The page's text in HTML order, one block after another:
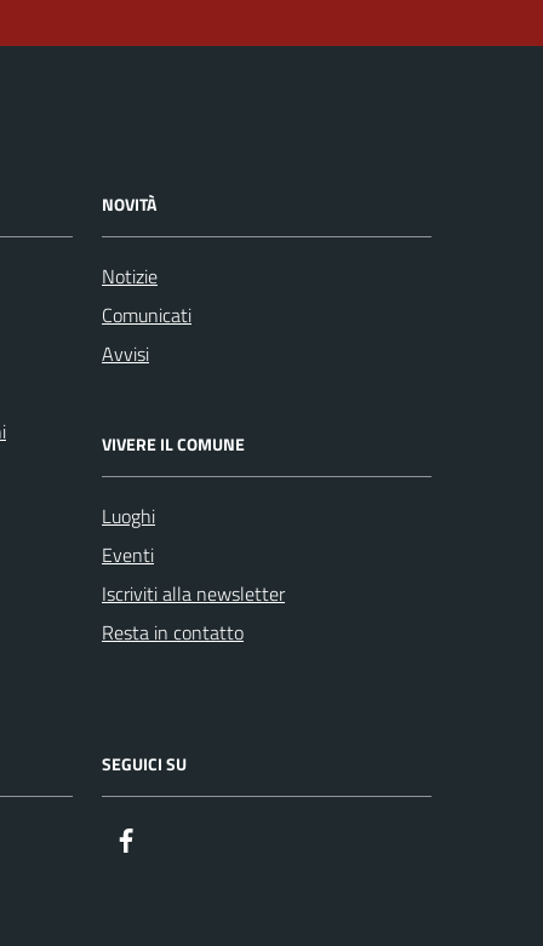
NOVITÀ
Notizie
Comunicati
Avvisi
VIVERE IL COMUNE
Luoghi
Eventi
Iscriviti alla newsletter
Resta in contatto
SEGUICI SU